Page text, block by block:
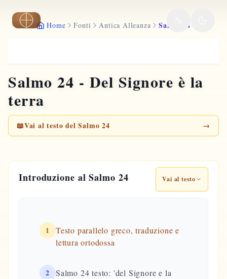
Vai al contenuto principale
Home Fonti Antica Alleanza Salmo 24
Salmo 24 - Del Signore è la
terra
📖Vai al testo del Salmo 24 →
Introduzione al Salmo 24 Vai al testo
1
Testo parallelo greco, traduzione e
lettura ortodossa
2
Salmo 24 testo: 'del Signore e la